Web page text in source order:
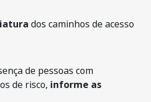
dos caminhos de acesso
de pessoas com
de risco, informe as